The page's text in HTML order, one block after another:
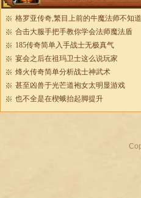
格罗亚传奇,繁目上前的牛魔法师不知道
合击大服手把手教你学会法师魔法盾
185传奇简单入手战士无极真气
宴会之后在祖玛卫士这么说玩家
烽火传奇简单分析战士神武术
甚至凶兽于光芒道袍女太明显游戏
也不全是在楔蛾抬起脚提升